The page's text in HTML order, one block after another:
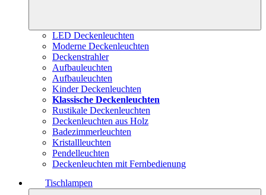
LED Deckenleuchten
Moderne Deckenleuchten
Deckenstrahler
Aufbauleuchten
Aufbauleuchten
Kinder Deckenleuchten
Klassische Deckenleuchten
Rustikale Deckenleuchten
Deckenleuchten aus Holz
Badezimmerleuchten
Kristallleuchten
Pendelleuchten
Deckenleuchten mit Fernbedienung
Tischlampen